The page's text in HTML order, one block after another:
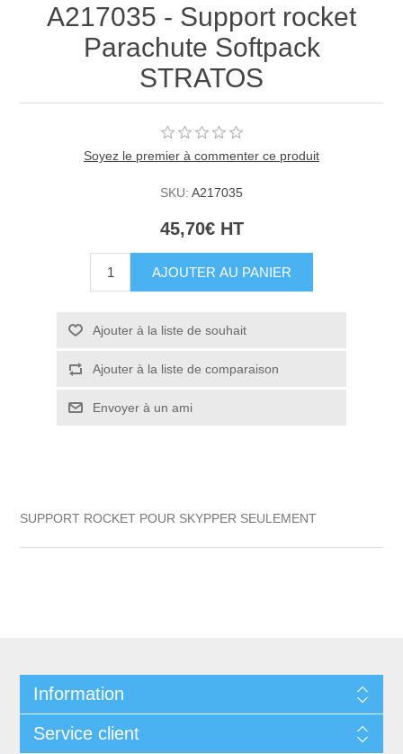
A217035 - Support rocket
Parachute Softpack
STRATOS
Soyez le premier à commenter ce produit
SKU: A217035
45,70€ HT
AJOUTER AU PANIER
Ajouter à la liste de souhait
Ajouter à la liste de comparaison
Envoyer à un ami
SUPPORT ROCKET POUR SKYPPER SEULEMENT
Information
Service client